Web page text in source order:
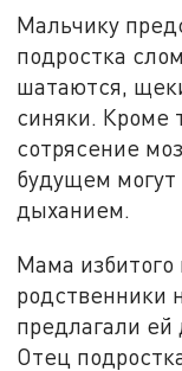
Мальчику
подростка
шатаются,
синяки. Кроме
сотрясение
будущем
дыханием.
Мама избитого
родственники
предлагали ей
Отец